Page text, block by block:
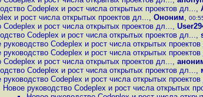
Codeplex и рост числа открытых проектов дл...,
и рост числа открытых проектов дл..., Ононим,
Codeplex и рост числа открытых проектов дл...,
Codeplex и рост числа открытых проектов дл...,
руководство Codeplex и рост числа открытых
руководство Codeplex и рост числа открытых
Codeplex и рост числа открытых проектов дл...,
Codeplex и рост числа открытых проектов дл...,
руководство Codeplex и рост числа открытых
Новое руководство Codeplex и рост числа открытых